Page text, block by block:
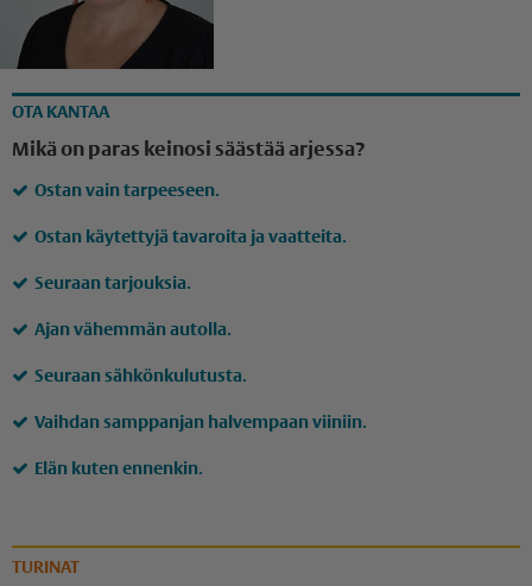
OTA KANTAA
Mikä on paras keinosi säästää arjessa?
Ostan vain tarpeeseen.
Ostan käytettyjä tavaroita ja vaatteita.
Seuraan tarjouksia.
Ajan vähemmän autolla.
Seuraan sähkönkulutusta.
Vaihdan samppanjan halvempaan viiniin.
Elän kuten ennenkin.
TURINAT